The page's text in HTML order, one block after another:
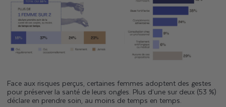
Face aux risques perçus, certaines femmes adoptent des gestes
pour préserver la santé de leurs ongles. Plus d’une sur deux (53 %)
déclare en prendre soin, au moins de temps en temps.